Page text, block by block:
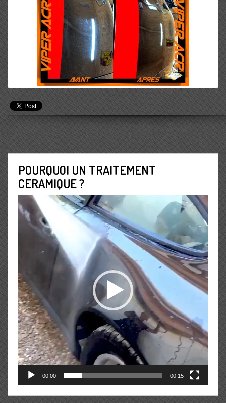
POURQUOI UN TRAITEMENT
CERAMIQUE ?
Lecteur
vidéo
00:00 00:15